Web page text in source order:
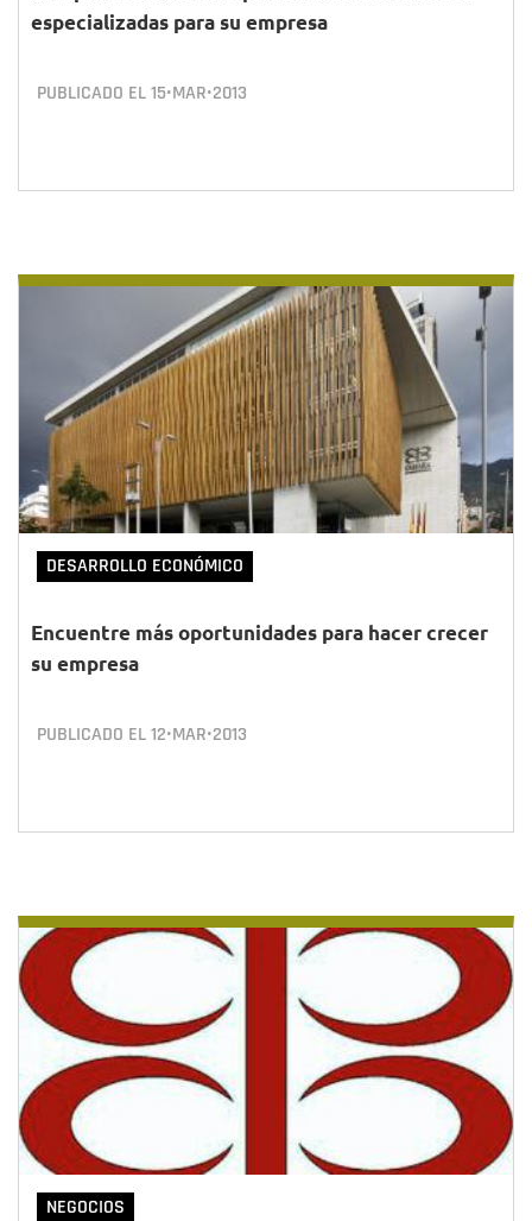
especializadas para su empresa
PUBLICADO EL15•MAR•2013
DESARROLLO ECONÓMICO
Encuentre más oportunidades para hacer crecer
su empresa
PUBLICADO EL12•MAR•2013
NEGOCIOS